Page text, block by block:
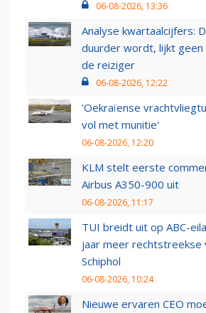
06-08-2026, 13:36
Analyse kwartaalcijfers:
duurder wordt, lijkt
de reiziger
06-08-2026, 12:22
'Oekraïense
vol met munitie'
06-08-2026, 12:20
KLM stelt eerste
Airbus A350-900 uit
06-08-2026, 11:17
TUI breidt uit op ABC-
jaar meer rechtstreekse
Schiphol
06-08-2026, 10:24
Nieuwe ervaren CEO